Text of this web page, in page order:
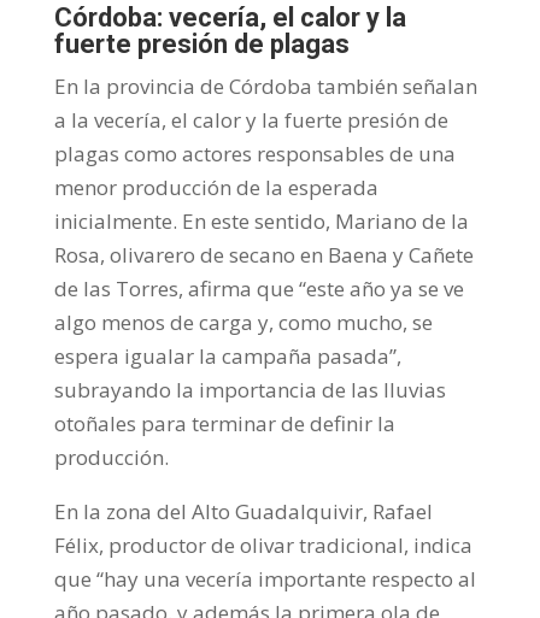
Córdoba: vecería, el calor y la
fuerte presión de plagas
En la provincia de Córdoba también señalan
a la vecería, el calor y la fuerte presión de
plagas como actores responsables de una
menor producción de la esperada
inicialmente. En este sentido, Mariano de la
Rosa, olivarero de secano en Baena y Cañete
de las Torres, afirma que “este año ya se ve
algo menos de carga y, como mucho, se
espera igualar la campaña pasada”,
subrayando la importancia de las lluvias
otoñales para terminar de definir la
producción.
En la zona del Alto Guadalquivir, Rafael
Félix, productor de olivar tradicional, indica
que “hay una vecería importante respecto al
año pasado, y además la primera ola de